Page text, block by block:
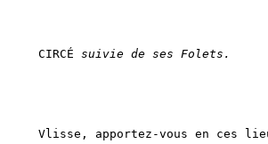
CIRCÉ suivie de ses Folets.
Vlisse, apportez-vous en ces